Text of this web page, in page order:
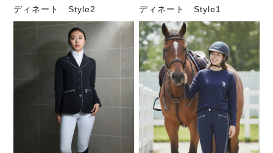
ディネート Style2 ディネート Style1